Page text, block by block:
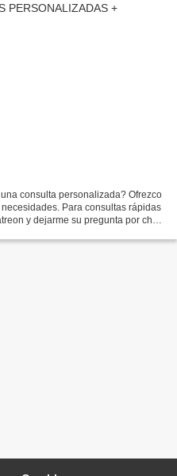
consulta personalizada? Ofrezco
Para consultas rápidas
y dejarme su pregunta por chat.